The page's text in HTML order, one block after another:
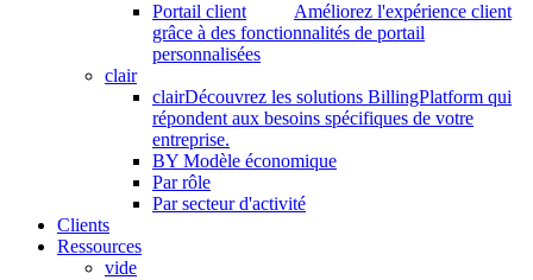
Portail client
Améliorez l'expérience client
grâce à des fonctionnalités de portail
personnalisées
clair
clairDécouvrez les solutions BillingPlatform qui
répondent aux besoins spécifiques de votre
entreprise.
BY Modèle économique
Par rôle
Par secteur d'activité
Clients
Ressources
vide